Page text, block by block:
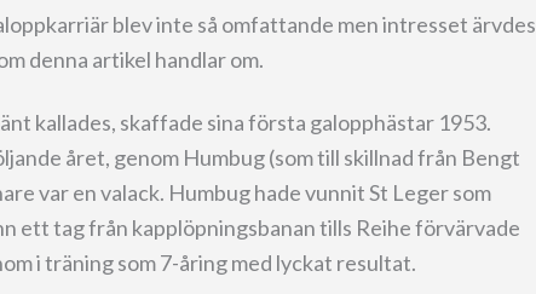
blev inte så omfattande men intresset ärvdes
denna artikel handlar om.
kallades, skaffade sina första galopphästar 1953.
året, genom Humbug (som till skillnad från Bengt
var en valack. Humbug hade vunnit St Leger som
ett tag från kapplöpningsbanan tills Reihe förvärvade
i träning som 7-åring med lyckat resultat.